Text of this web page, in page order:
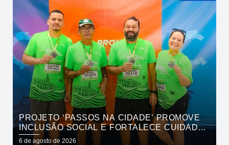
PROJETO ‘PASSOS NA CIDADE’ PROMOVE
INCLUSÃO SOCIAL E FORTALECE CUIDADO
EM SAÚDE MENTAL POR MEIO DA CORRIDA
6 de agosto de 2026